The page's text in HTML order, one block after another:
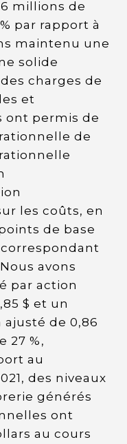
millions de
par rapport à
maintenu une
solide
charges de
et
ont permis de
de
les coûts, en
de base
avons
par action
$ et un
de 0,86
27 %,
au
des niveaux
générés
ont
au cours